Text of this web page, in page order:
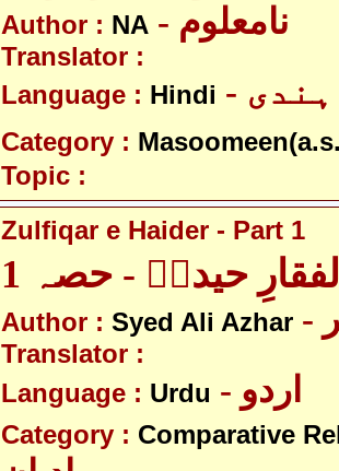
Author : NA - نامعلوم
Translator :
Language : Hindi - ہندی
Category :
Topic :
Zulfiqar e Haider - Part 1
حیدرؑ - حصہ 1
Author : Syed Ali Azhar
Translator :
Language : Urdu - اردو
Category : Comparative